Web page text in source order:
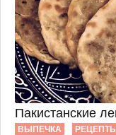
Пакистанские
ВЫПЕЧКА РЕЦЕПТЫ